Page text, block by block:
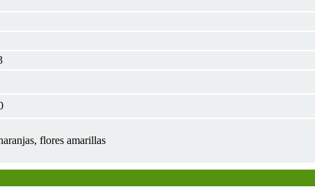
flores amarillas